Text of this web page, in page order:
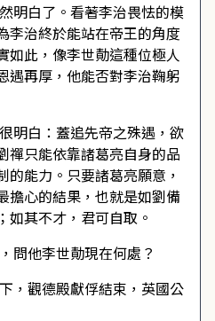
明白了。看著李治畏怯的模
李治終於能站在帝王的角度
如此，像李世勣這種位極人
遇再厚，他能否對李治鞠躬
明白：蓋追先帝之殊遇，欲
禪只能依靠諸葛亮自身的品
能力。只要諸葛亮願意，
擔心的結果，也就是如劉備
如其不才，君可自取。
問他李世勣現在何處？
，觀德殿獻俘結束，英國公